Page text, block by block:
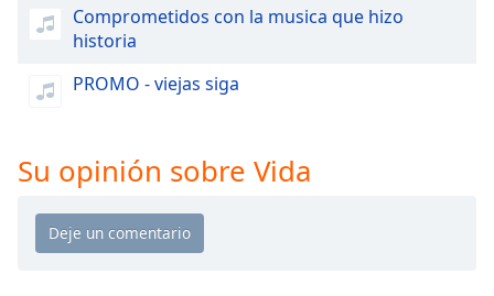
window.
Color
Opacity
Background
Comprometidos con la musica que hizo
historia
PROMO - viejas siga
Su opinión sobre Vida